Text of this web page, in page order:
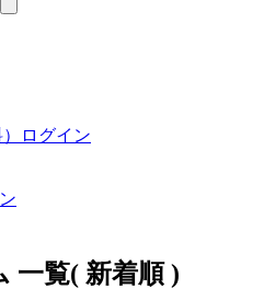
ログイン
一覧( 新着順 )